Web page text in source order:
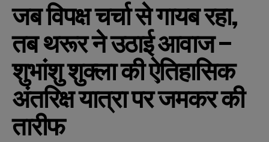
जब विपक्ष चर्चा से गायब रहा,
तब थरूर ने उठाई आवाज –
शुभांशु शुक्ला की ऐतिहासिक
अंतरिक्ष यात्रा पर जमकर की
तारीफ